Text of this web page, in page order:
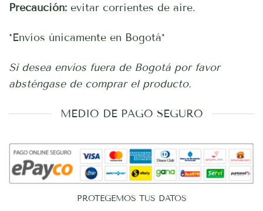
Precaución: evitar corrientes de aire.
*Envíos únicamente en Bogotá*
Si desea envíos fuera de Bogotá por favor
absténgase de comprar el producto.
MEDIO DE PAGO SEGURO
PROTEGEMOS TUS DATOS